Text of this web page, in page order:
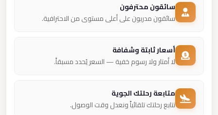
سائقون محترفون
سائقون مدربون على أعلى مستوى من الاحترافية.
أسعار ثابتة وشفافة
لا أمتار ولا رسوم خفية — السعر يُحدد مسبقاً.
متابعة رحلتك الجوية
نتابع رحلتك تلقائياً ونعدل وقت الوصول.